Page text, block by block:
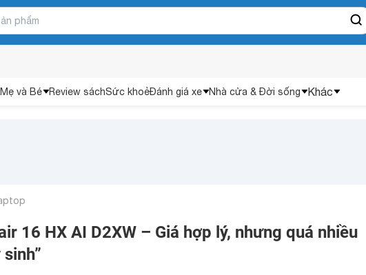
Mẹ và Bé Review sáchSức khoẻĐánh giá xe Nhà cửa & Đời sống Khác
16 HX AI D2XW – Giá hợp lý, nhưng quá nhiều